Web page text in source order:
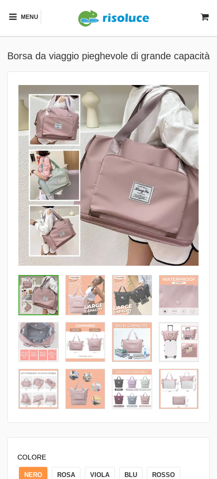
MENU
Borsa da viaggio pieghevole di grande capacità
COLORE
NERO ROSA VIOLA BLU ROSSO